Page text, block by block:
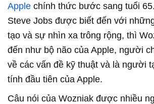
Apple chính thức bước sang tuổi
Steve Jobs được biết đến với
tạo và sự nhìn xa trông rộng, thì
đến như bộ não của Apple, người
về các vấn đề kỹ thuật và là người
tính đầu tiên của Apple.
Câu nói của Wozniak được nhiều